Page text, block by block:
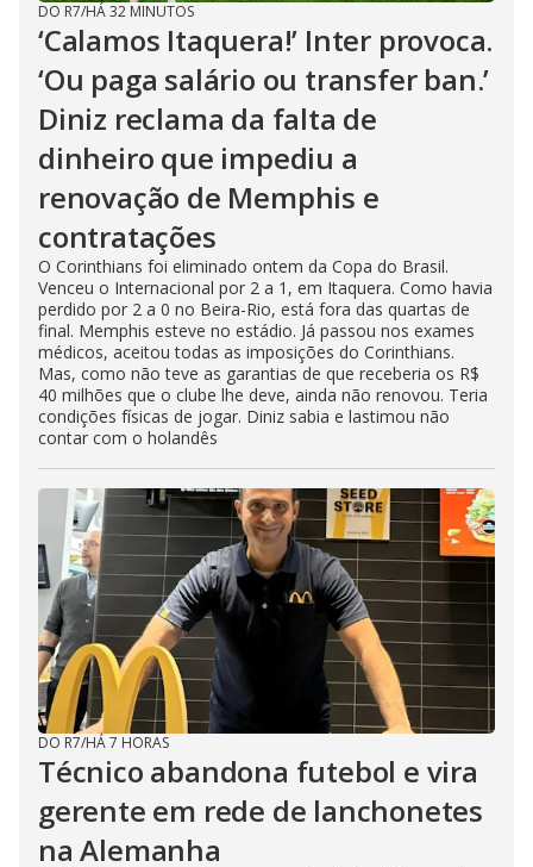
DO R7/HÁ 32 MINUTOS
‘Calamos Itaquera!’ Inter provoca.
‘Ou paga salário ou transfer ban.’
Diniz reclama da falta de
dinheiro que impediu a
renovação de Memphis e
contratações
O Corinthians foi eliminado ontem da Copa do Brasil.
Venceu o Internacional por 2 a 1, em Itaquera. Como havia
perdido por 2 a 0 no Beira-Rio, está fora das quartas de
final. Memphis esteve no estádio. Já passou nos exames
médicos, aceitou todas as imposições do Corinthians.
Mas, como não teve as garantias de que receberia os R$
40 milhões que o clube lhe deve, ainda não renovou. Teria
condições físicas de jogar. Diniz sabia e lastimou não
contar com o holandês
DO R7/HÁ 7 HORAS
Técnico abandona futebol e vira
gerente em rede de lanchonetes
na Alemanha